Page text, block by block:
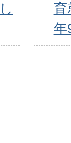
育
年